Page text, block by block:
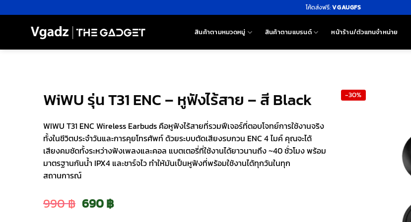
ไป
โค้ดส่งฟรี:VGAUGFS
สินค้าตามหมวดหมู่ สินค้าตามแบรนด์ หน้าร้าน/ตัวแทนจำหน่าย
WiWU รุ่น T31 ENC – หูฟังไร้สาย – สี Black
WIWU T31 ENC Wireless Earbuds คือหูฟังไร้สายที่รวมฟีเจอร์ที่ตอบโจทย์การใช้งานจริง
ทั้งในชีวิตประจำวันและการคุยโทรศัพท์ ด้วยระบบตัดเสียงรบกวน ENC 4 ไมค์ คุณจะได้
เสียงคมชัดทั้งระหว่างฟังเพลงและคอล แบตเตอรี่ที่ใช้งานได้ยาวนานถึง ~40 ชั่วโมง พร้อม
มาตรฐานกันน้ำ IPX4 และชาร์จไว ทำให้มันเป็นหูฟังที่พร้อมใช้งานได้ทุกวันในทุก
สถานการณ์
990฿ Original
690฿Current
-30%